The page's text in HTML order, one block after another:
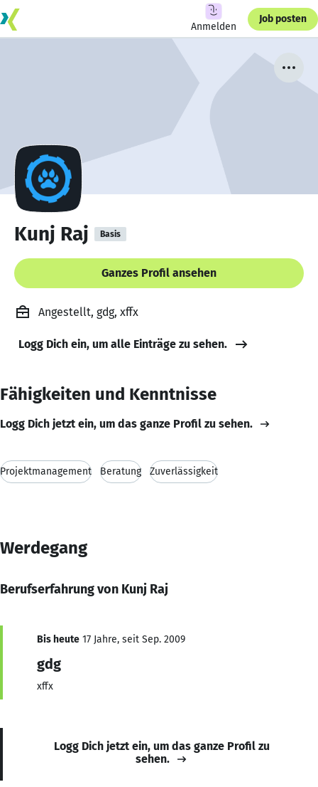
Anmelden
Job posten
Kunj Raj Basis
Ganzes Profil ansehen
Angestellt, gdg, xffx
Logg Dich ein, um alle Einträge zu sehen.
Fähigkeiten und Kenntnisse
Logg Dich jetzt ein, um das ganze Profil zu sehen.
Projektmanagement Beratung Zuverlässigkeit
Werdegang
Berufserfahrung von Kunj Raj
Bis heute 17 Jahre, seit Sep. 2009
gdg
xffx
Logg Dich jetzt ein, um das ganze Profil zu
sehen.